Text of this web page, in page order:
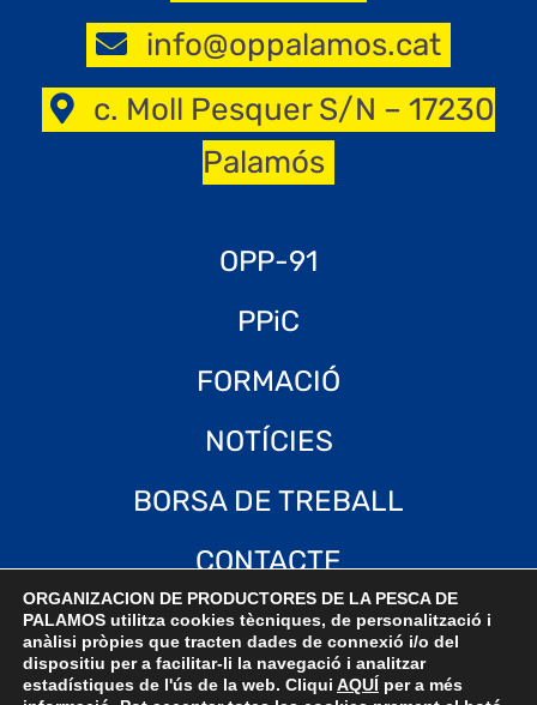
info@oppalamos.cat
c. Moll Pesquer S/N – 17230
Palamós
OPP-91
PPiC
FORMACIÓ
NOTÍCIES
BORSA DE TREBALL
CONTACTE
Català
ORGANIZACION DE PRODUCTORES DE LA PESCA DE
PALAMOS utilitza cookies tècniques, de personalització i
anàlisi pròpies que tracten dades de connexió i/o del
dispositiu per a facilitar-li la navegació i analitzar
estadístiques de l'ús de la web. Cliqui AQUÍ per a més